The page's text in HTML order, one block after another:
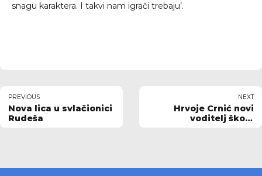
snagu karaktera. I takvi nam igrači trebaju’.
PREVIOUS
Nova lica u svlačionici
Rudeša
NEXT
Hrvoje Crnić novi
voditelj škole